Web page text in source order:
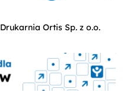
Drukarnia Ortis Sp. z o.o.